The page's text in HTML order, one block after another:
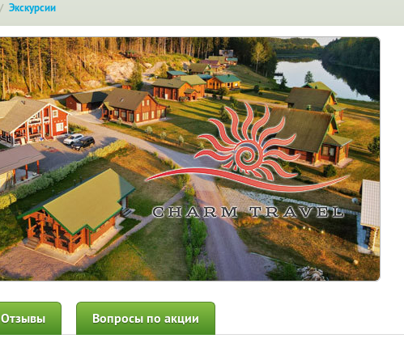
Экскурсии
Отзывы Вопросы по акции